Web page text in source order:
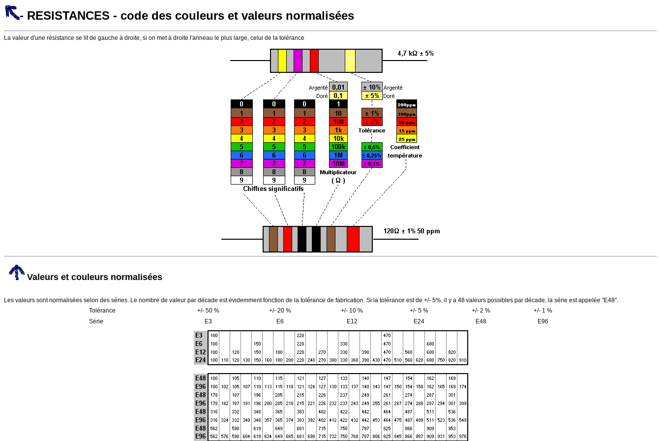
- RESISTANCES - code des couleurs et valeurs normalisées
La valeur d'une résistance se lit de gauche à droite, si on met à droite l'anneau le plus large, celui de la tolérance
Valeurs et couleurs normalisées
Les valeurs sont normalisées selon des séries. Le nombre de valeur par décade est évidemment fonction de la tolérance de fabrication. Si la tolérance est de +/- 5%, il y a 48 valeurs possibles par décade, la série est appelée "E48".
Tolérance
+/- 50 % +/- 20 % +/- 10 % +/- 5 % +/- 2 %
+/- 1 %
Série
E3 E6 E12 E24 E48 E96